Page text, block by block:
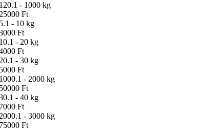
- 1000 kg
Ft
- 10 kg
Ft
- 20 kg
Ft
- 30 kg
Ft
- 2000 kg
Ft
- 40 kg
Ft
- 3000 kg
Ft